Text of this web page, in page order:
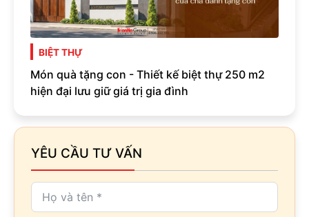
BIỆT THỰ
Món quà tặng con - Thiết kế biệt thự 250 m2
hiện đại lưu giữ giá trị gia đình
YÊU CẦU TƯ VẤN